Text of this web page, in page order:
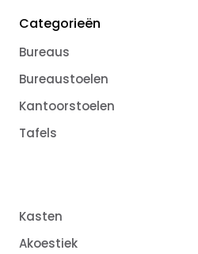
Categorieën
Bureaus
Bureaustoelen
Kantoorstoelen
Tafels
Kasten
Akoestiek